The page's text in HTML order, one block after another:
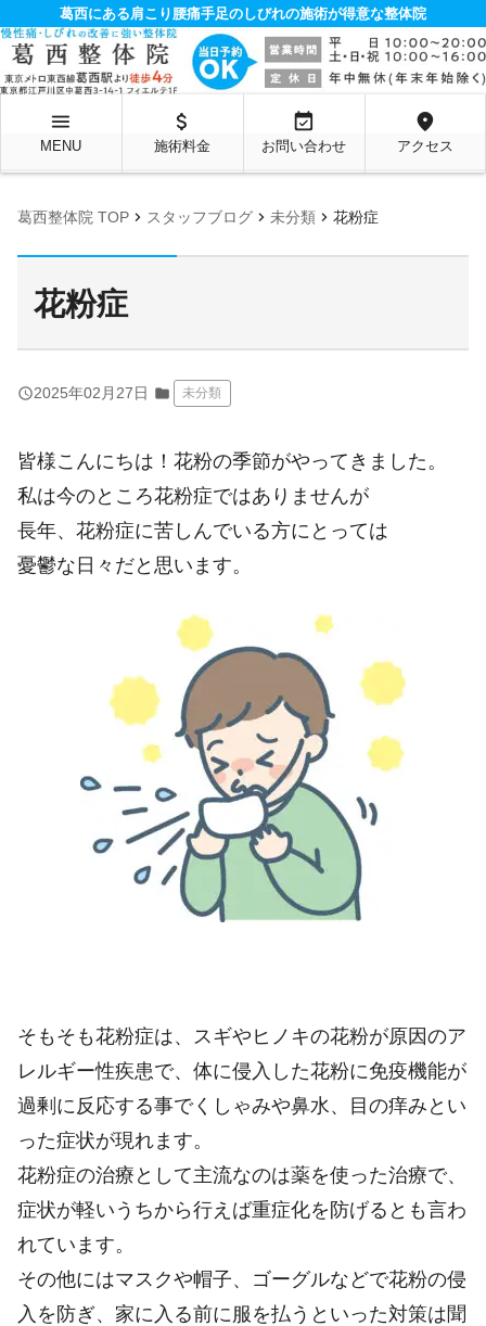
葛西にある肩こり腰痛手足のしびれの施術が得意な整体院
menu
MENU
attach_money
施術料金
event_available
お問い合わせ
location_on
アクセス
葛西整体院 TOP chevron_right スタッフブログ chevron_right 未分類 chevron_right 花粉症
花粉症
query_builder2025年02月27日 folder 未分類
皆様こんにちは！ 花粉の季節がやってきました。
私は今のところ花粉症ではありませんが
長年、花粉症に苦しんでいる方にとっては
憂鬱な日々だと思います。
そもそも花粉症は、スギやヒノキの花粉が原因のア
レルギー性疾患で、体に侵入した花粉に免疫機能が
過剰に反応する事でくしゃみや鼻水、目の痒みとい
った症状が現れます。
花粉症の治療として主流なのは薬を使った治療で、
症状が軽いうちから行えば重症化を防げるとも言わ
れています。
その他にはマスクや帽子、ゴーグルなどで花粉の侵
入を防ぎ、家に入る前に服を払うといった対策は聞